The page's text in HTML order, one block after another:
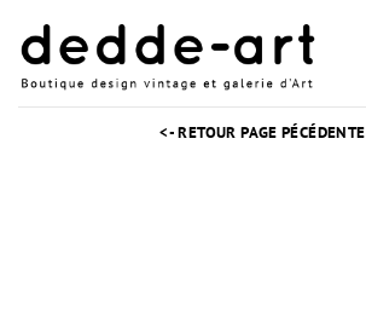
contenu
<- RETOUR PAGE PÉCÉDENTE